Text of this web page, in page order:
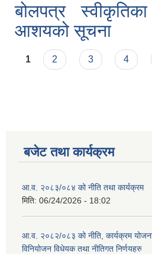
बोलपत्र
आशयको सूचना
Pages
1 2 3 4
बजेट तथा कार्यक्रम
आ.व. २०८३/०८४ को नीति तथा कार्यक्रम
मिति: 06/24/2026 - 18:02
आ.व. २०८२/०८३ को नीति, कार्यक्रम
विनियोजन विधेयक तथा नीतिगत निर्णयहरु